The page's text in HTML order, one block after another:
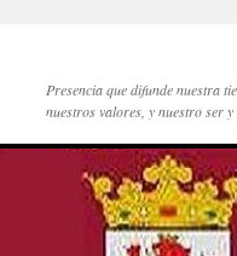
Presencia que difunde nuestra
nuestros valores, y nuestro ser